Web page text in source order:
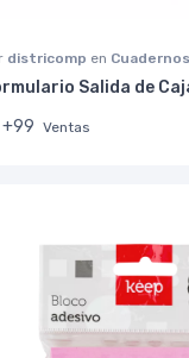
districomp en
Salida de
+99 Ventas